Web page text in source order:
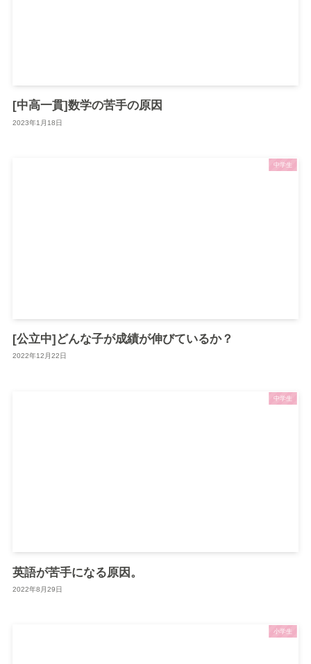
[中高一貫]数学の苦手の原因
2023年1月18日
中学生
[公立中]どんな子が成績が伸びているか？
2022年12月22日
中学生
英語が苦手になる原因。
2022年8月29日
小学生